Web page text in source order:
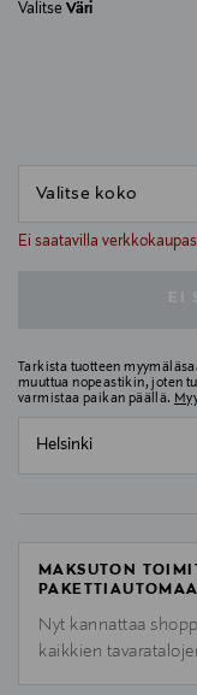
Valitse Väri
Ei saatavilla
null
Tarkista tuotteen
muuttua nopeastikin, joten
varmistaa paikan päällä.
Helsinki
MAKSUTON
Nyt kannattaa
kaikkien